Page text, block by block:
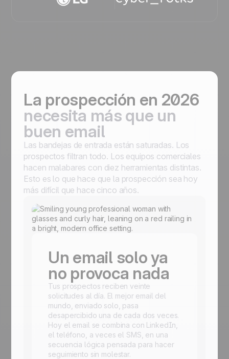
La prospección en 2026
necesita más que un
buen email
Las bandejas de entrada están saturadas. Los
prospectos filtran todo. Los equipos comerciales
hacen malabares con diez herramientas distintas.
Esto es lo que hace que la prospección sea hoy
más difícil que hace cinco años.
Un email solo ya
no provoca nada
Tus prospectos reciben veinte
solicitudes al día. El mejor email del
mundo, enviado solo, pasa
desapercibido una de cada dos veces.
Hoy el email se combina con LinkedIn,
el teléfono, a veces el SMS, en una
secuencia lógica pensada para hacer
seguimiento sin molestar.